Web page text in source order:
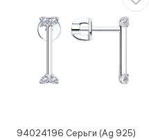
94024196 Серьги (Ag 925)